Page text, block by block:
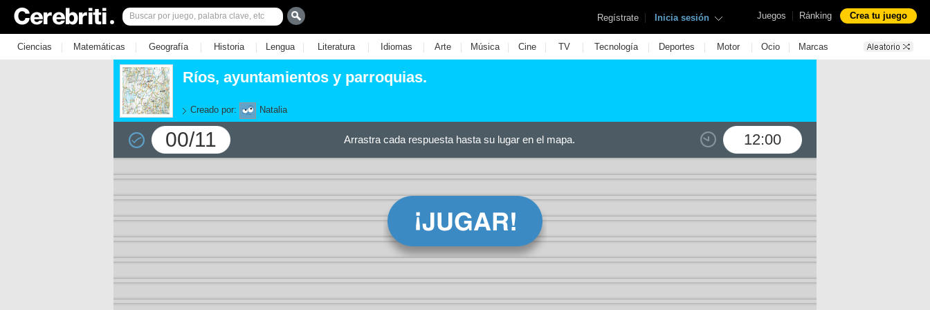
Juegos | Ránking Crea tu juego
Regístrate | Inicia sesión
Ciencias | Matemáticas | Geografía | Historia | Lengua | Literatura | Idiomas | Arte | Música | Cine | TV | Tecnología | Deportes | Motor | Ocio | Marcas
Ríos, ayuntamientos y parroquias.
Creado por: Natalia
00/11 12:00
Arrastra cada respuesta hasta su lugar en el mapa.